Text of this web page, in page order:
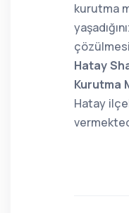
kurutma
Hatay
Kurutma
Hatay